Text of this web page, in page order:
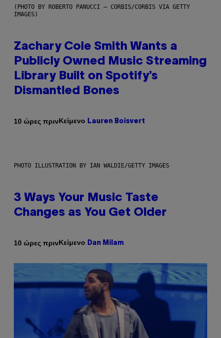
(PHOTO BY ROBERTO PANUCCI – CORBIS/CORBIS VIA GETTY
IMAGES)
Zachary Cole Smith Wants a
Publicly Owned Music Streaming
Library Built on Spotify’s
Dismantled Bones
10 ώρες πρινΚείμενο Lauren Boisvert
PHOTO ILLUSTRATION BY IAN WALDIE/GETTY IMAGES
3 Ways Your Music Taste
Changes as You Get Older
10 ώρες πρινΚείμενο Dan Milam